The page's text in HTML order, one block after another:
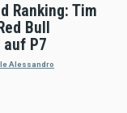
Ranking: Tim
Bull
auf P7
Alessandro